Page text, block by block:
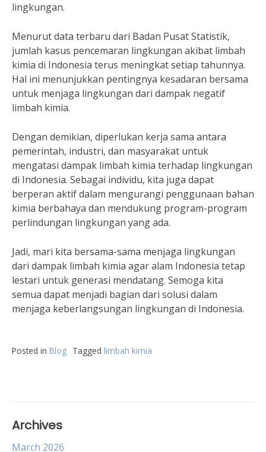
lingkungan.
Menurut data terbaru dari Badan Pusat Statistik,
jumlah kasus pencemaran lingkungan akibat limbah
kimia di Indonesia terus meningkat setiap tahunnya.
Hal ini menunjukkan pentingnya kesadaran bersama
untuk menjaga lingkungan dari dampak negatif
limbah kimia.
Dengan demikian, diperlukan kerja sama antara
pemerintah, industri, dan masyarakat untuk
mengatasi dampak limbah kimia terhadap lingkungan
di Indonesia. Sebagai individu, kita juga dapat
berperan aktif dalam mengurangi penggunaan bahan
kimia berbahaya dan mendukung program-program
perlindungan lingkungan yang ada.
Jadi, mari kita bersama-sama menjaga lingkungan
dari dampak limbah kimia agar alam Indonesia tetap
lestari untuk generasi mendatang. Semoga kita
semua dapat menjadi bagian dari solusi dalam
menjaga keberlangsungan lingkungan di Indonesia.
Posted in Blog Tagged limbah kimia
Archives
March 2026